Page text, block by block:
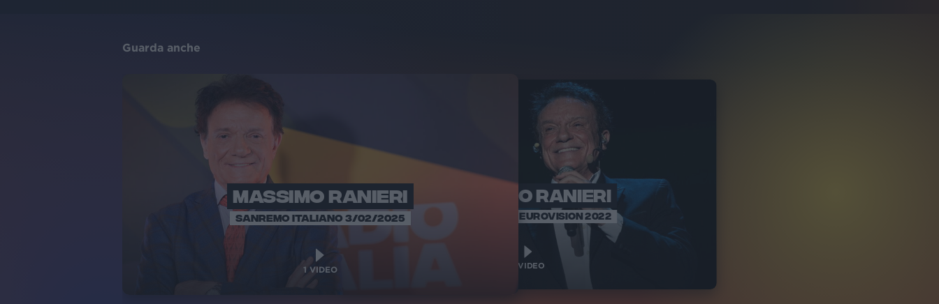
Guarda anche
MASSIMO RANIERI
SANREMO ITALIANO 3/02/2025
1 VIDEO
MASSIMO RANIERI
ASPETTANDO EUROVISION 2022
VIDEO